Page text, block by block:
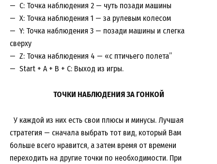
— C: Точка наблюдения 2 — чуть позади машины
— X: Точка наблюдения 1 — за рулевым колесом
— Y: Точка наблюдения 3 — позади машины и слегка
сверху
— Z: Точка наблюдения 4 — «с птичьего полета”
— Start + A + B + C: Выход из игры.
ТОЧКИ НАБЛЮДЕНИЯ ЗА ГОНКОЙ
У каждой из них есть свои плюсы и минусы. Лучшая
стратегия — сначала выбрать тот вид, который Вам
больше всего нравится, а затем время от времени
переходить на другие точки по необходимости. При